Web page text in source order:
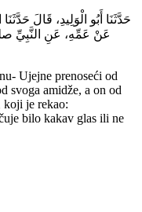
حَدَّثَنَا أَبُو الْوَلِيدِ، قَالَ
عَنْ عَمِّهِ، عَنِ النَّبِيِّ
Ujejne prenoseći od
svoga amidže, a on od
koji je rekao:
bilo kakav glas ili ne